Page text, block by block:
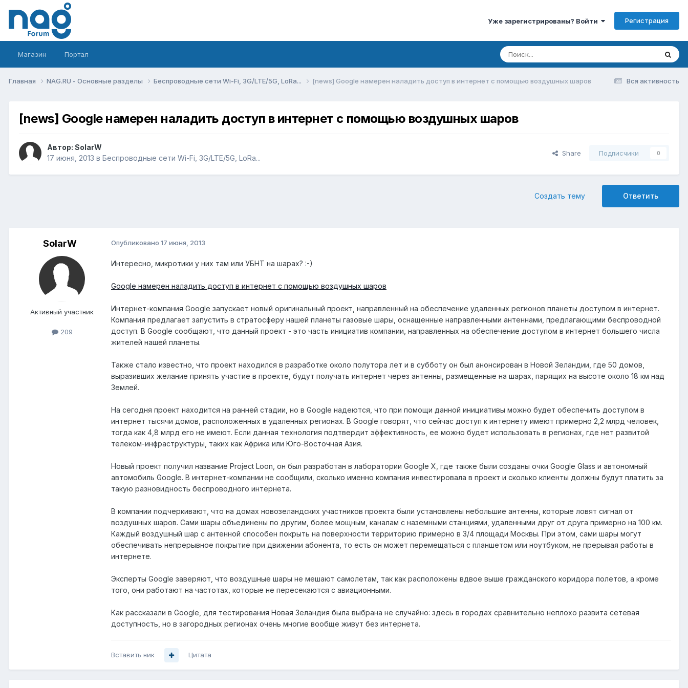
Уже зарегистрированы? Войти Регистрация
Магазин Портал
Вся активность
Главная NAG.RU - Основные разделы Беспроводные сети Wi-Fi, 3G/LTE/5G, LoRa... [news] Google намерен наладить доступ в интернет с помощью воздушных шаров
[news] Google намерен наладить доступ в интернет с помощью воздушных шаров
Автор: SolarW
17 июня, 2013 в Беспроводные сети Wi-Fi, 3G/LTE/5G, LoRa...
Share Подписчики 0
Ответить
Создать тему
SolarW
Активный участник
209
Опубликовано 17 июня, 2013
Интересно, микротики у них там или УБНТ на шарах? :-)
Google намерен наладить доступ в интернет с помощью воздушных шаров
Интернет-компания Google запускает новый оригинальный проект, направленный на обеспечение удаленных регионов планеты доступом в интернет.
Компания предлагает запустить в стратосферу нашей планеты газовые шары, оснащенные направленными антеннами, предлагающими беспроводной
доступ. В Google сообщают, что данный проект - это часть инициатив компании, направленных на обеспечение доступом в интернет большего числа
жителей нашей планеты.
Также стало известно, что проект находился в разработке около полутора лет и в субботу он был анонсирован в Новой Зеландии, где 50 домов,
выразивших желание принять участие в проекте, будут получать интернет через антенны, размещенные на шарах, парящих на высоте около 18 км над
Землей.
На сегодня проект находится на ранней стадии, но в Google надеются, что при помощи данной инициативы можно будет обеспечить доступом в
интернет тысячи домов, расположенных в удаленных регионах. В Google говорят, что сейчас доступ к интернету имеют примерно 2,2 млрд человек,
тогда как 4,8 млрд его не имеют. Если данная технология подтвердит эффективность, ее можно будет использовать в регионах, где нет развитой
телеком-инфраструктуры, таких как Африка или Юго-Восточная Азия.
Новый проект получил название Project Loon, он был разработан в лаборатории Google X, где также были созданы очки Google Glass и автономный
автомобиль Google. В интернет-компании не сообщили, сколько именно компания инвестировала в проект и сколько клиенты должны будут платить за
такую разновидность беспроводного интернета.
В компании подчеркивают, что на домах новозеландских участников проекта были установлены небольшие антенны, которые ловят сигнал от
воздушных шаров. Сами шары объединены по другим, более мощным, каналам с наземными станциями, удаленными друг от друга примерно на 100 км.
Каждый воздушный шар с антенной способен покрыть на поверхности территорию примерно в 3/4 площади Москвы. При этом, сами шары могут
обеспечивать непрерывное покрытие при движении абонента, то есть он может перемещаться с планшетом или ноутбуком, не прерывая работы в
интернете.
Эксперты Google заверяют, что воздушные шары не мешают самолетам, так как расположены вдвое выше гражданского коридора полетов, а кроме
того, они работают на частотах, которые не пересекаются с авиационными.
Как рассказали в Google, для тестирования Новая Зеландия была выбрана не случайно: здесь в городах сравнительно неплохо развита сетевая
доступность, но в загородных регионах очень многие вообще живут без интернета.
Вставить ник Цитата